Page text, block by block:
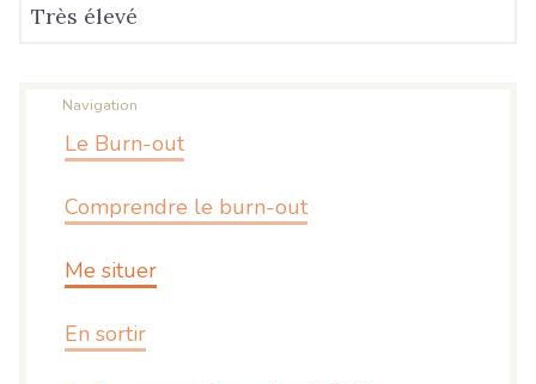
Très élevé
Navigation
Le Burn-out
Comprendre le burn-out
Me situer
En sortir